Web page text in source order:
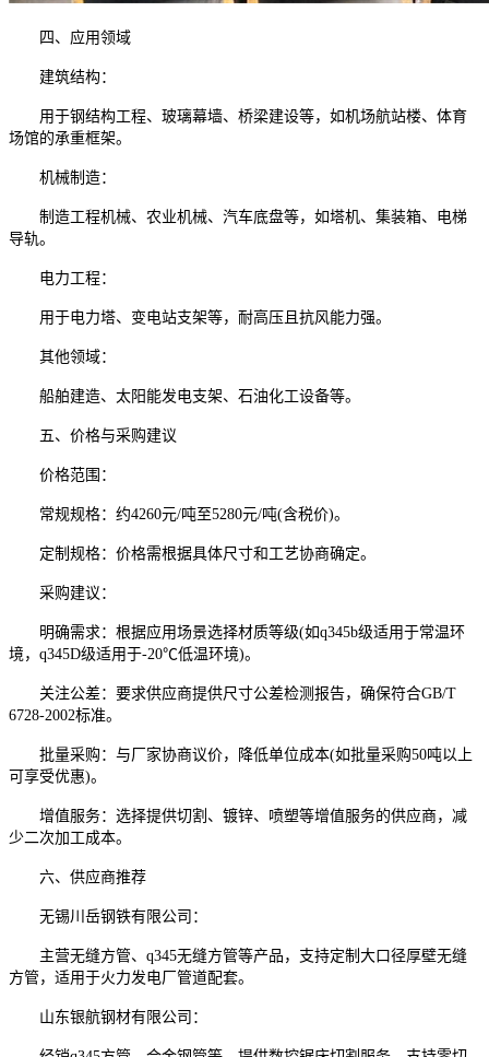
四、应用领域
建筑结构：
用于钢结构工程、玻璃幕墙、桥梁建设等，如机场航站楼、体育
场馆的承重框架。
机械制造：
制造工程机械、农业机械、汽车底盘等，如塔机、集装箱、电梯
导轨。
电力工程：
用于电力塔、变电站支架等，耐高压且抗风能力强。
其他领域：
船舶建造、太阳能发电支架、石油化工设备等。
五、价格与采购建议
价格范围：
常规规格：约4260元/吨至5280元/吨(含税价)。
定制规格：价格需根据具体尺寸和工艺协商确定。
采购建议：
明确需求：根据应用场景选择材质等级(如q345b级适用于常温环
境，q345D级适用于-20℃低温环境)。
关注公差：要求供应商提供尺寸公差检测报告，确保符合GB/T
6728-2002标准。
批量采购：与厂家协商议价，降低单位成本(如批量采购50吨以上
可享受优惠)。
增值服务：选择提供切割、镀锌、喷塑等增值服务的供应商，减
少二次加工成本。
六、供应商推荐
无锡川岳钢铁有限公司：
主营无缝方管、q345无缝方管等产品，支持定制大口径厚壁无缝
方管，适用于火力发电厂管道配套。
山东银航钢材有限公司：